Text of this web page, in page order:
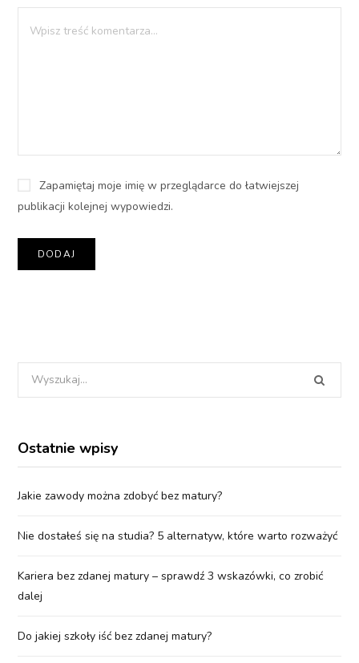
Zapamiętaj moje imię w przeglądarce do łatwiejszej
publikacji kolejnej wypowiedzi.
Ostatnie wpisy
Jakie zawody można zdobyć bez matury?
Nie dostałeś się na studia? 5 alternatyw, które warto rozważyć
Kariera bez zdanej matury – sprawdź 3 wskazówki, co zrobić
dalej
Do jakiej szkoły iść bez zdanej matury?